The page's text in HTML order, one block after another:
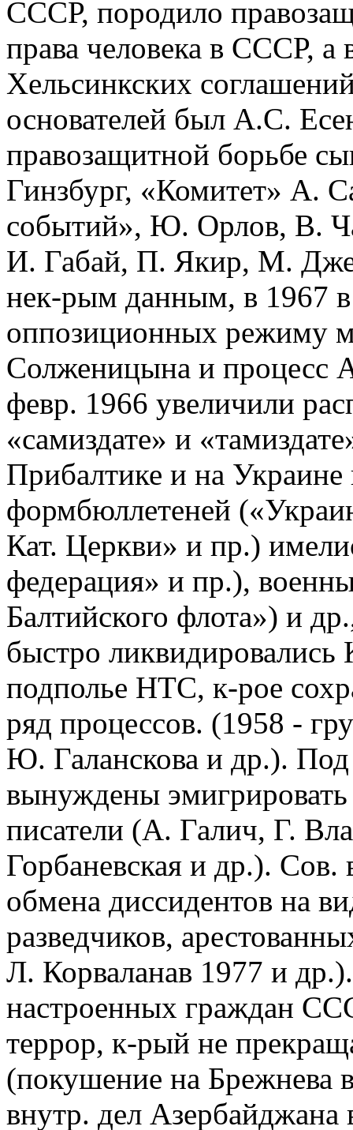
СССР, породило
права человека в СССР, а
Хельсинкских
основателей был А.С.
правозащитной борьбе
Гинзбург, «Комитет» А.
событий», Ю. Орлов, В.
И. Габай, П. Якир, М.
нек-рым данным, в 1967 в
оппозиционных режиму
Солженицына и процесс
февр. 1966 увеличили
«самиздате» и
Прибалтике и на
формбюллетеней
Кат. Церкви» и пр.)
федерация» и пр.),
Балтийского флота») и
быстро
подполье НТС, к-рое
ряд процессов. (1958 -
Ю. Галанскова и др.). Под
вынуждены
писатели (А. Галич, Г.
Горбаневская и др.). Сов.
обмена диссидентов на
разведчиков,
Л. Корваланав 1977 и
настроенных граждан
террор, к-рый не
(покушение на Брежнева
внутр. дел